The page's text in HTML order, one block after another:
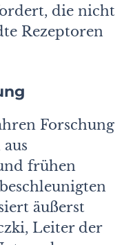
die nicht
Rezeptoren
Forschung
frühen
äußerst
Leiter der